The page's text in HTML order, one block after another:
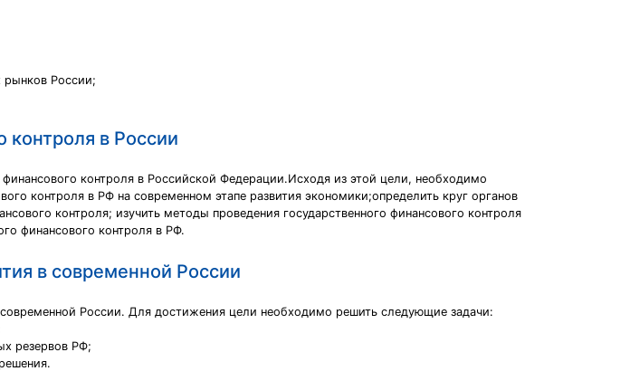
рынков России;
контроля в России
контроля в Российской Федерации.Исходя из этой цели, необходимо
контроля в РФ на современном этапе развития экономики;определить круг органов
контроля; изучить методы проведения государственного финансового контроля
финансового контроля в РФ.
в современной России
России. Для достижения цели необходимо решить следующие задачи:
резервов РФ;